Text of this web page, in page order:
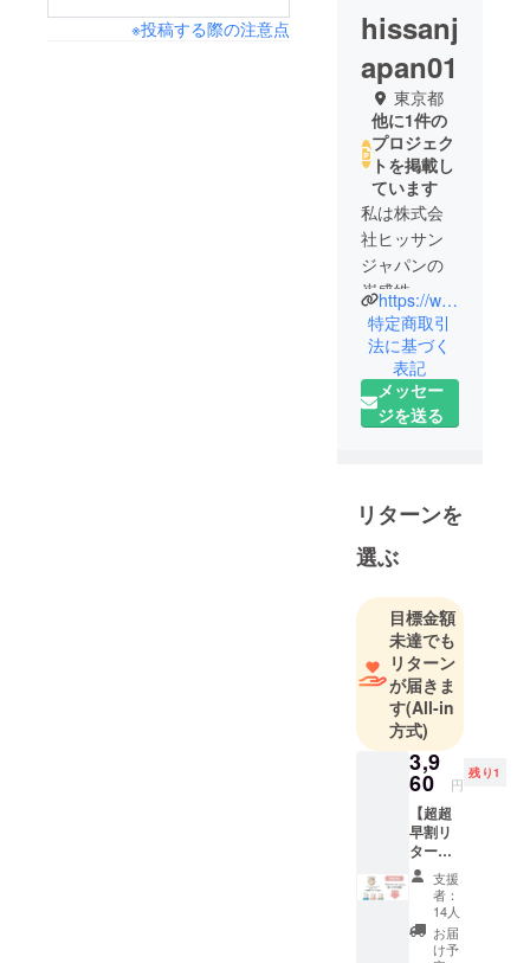
※投稿する際の注意点
hissanj
apan01
東京都
他に1件の
プロジェク
トを掲載し
ています
私は株式会
社ヒッサン
ジャパンの
崔盛皓
（ちぇそん
ほ）と申し
ます。
日本在住33
年目になる
日本に来て
からは留学
生活の後
などの産業
分野と男性
雑貨の通販
商品の輸入
卸を2007年
からしてき
ました。
そんな中
で、日本で
韓国ドラ
マ、K-POP
が流行り、
韓国化粧品
の注目を浴
https://www.bnnk.jp/
特定商取引
法に基づく
表記
メッセー
ジを送る
リターンを
選ぶ
目標金額
未達でも
リターン
が届きま
す(All-in
方式)
3,9
60 円
残り1
【超超
早割リ
ター
ン：
25％off
】 1個
4,980円
（税
支援
者：
14人
お届
け予